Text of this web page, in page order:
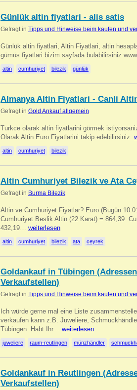
Günlük altin fiyatlari - alis satis
Gefragt in Tipps und Hinweise beim kaufen und
Günlük altin fiyatlari, Altin Fiyatlari, altin
gümüs fiyatlari bizim sayfada bulabilirsiniz
altin cumhuriyet bilezik günlük
Almanya Altin Fiyatlari - Canli
Gefragt in Gold Ankauf allgemein
Turkce olarak altin fiyatlarini görmek
Olarak Altin Euro Fiyatlarini takip edebilirsiniz.
altin cumhuriyet bilezik
Altin Cumhuriyet Bilezik ve Ata
Gefragt in Burma Bilezik
Altin ve Cumhuriyet Fiyatlar? Euro (Bugün
Cumhuriyet Beslik Altin (22 Karat) = 864,39 
432,19… weiterlesen
altin cumhuriyet bilezik ata ceyrek
Goldankauf in Tübingen
Verkaufstellen)
Gefragt in Tipps und Hinweise beim kaufen und
Ich würde gerne mal eine Liste
verkaufen kann z.B. Juweliere,
Tübingen. Habt Ihr… weiterlesen
juweliere raum-reutlingen münzhändler
Goldankauf in Reutlingen
Verkaufstellen)